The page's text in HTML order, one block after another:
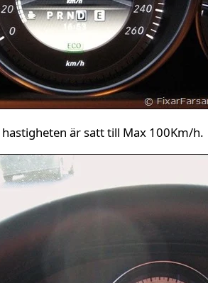
är satt till Max 100Km/h.